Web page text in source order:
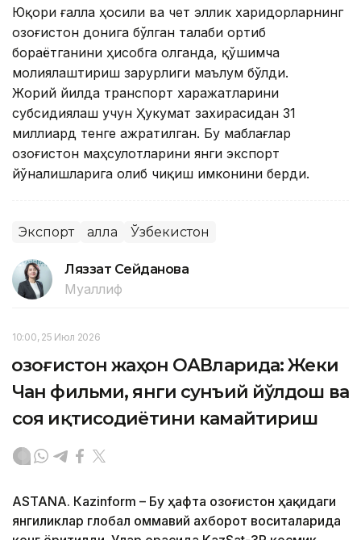
Юқори ғалла ҳосили ва чет эллик харидорларнинг
Қозоғистон донига бўлган талаби ортиб
бораётганини ҳисобга олганда, қўшимча
молиялаштириш зарурлиги маълум бўлди.
Жорий йилда транспорт харажатларини
субсидиялаш учун Ҳукумат захирасидан 31
миллиард тенге ажратилган. Бу маблағлар
Қозоғистон маҳсулотларини янги экспорт
йўналишларига олиб чиқиш имконини берди.
Экспорт Ғалла Ўзбекистон
Ляззат Сейданова
Муаллиф
10:00, 25 Июл 2026
Қозоғистон жаҳон ОАВларида: Жеки
Чан фильми, янги сунъий йўлдош ва
соя иқтисодиётини камайтириш
ASTANА. Кazinform – Бу ҳафта Қозоғистон ҳақидаги
янгиликлар глобал оммавий ахборот воситаларида